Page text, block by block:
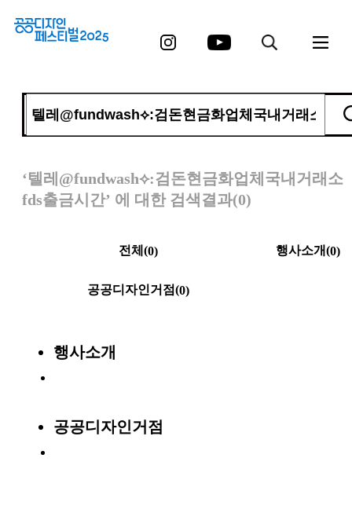
‘텔레@fundwash⟡:검돈현금화업체국내거래소
fds출금시간’ 에 대한 검색결과(0)
전체(0) 행사소개(0)
공공디자인거점(0)
행사소개
공공디자인거점